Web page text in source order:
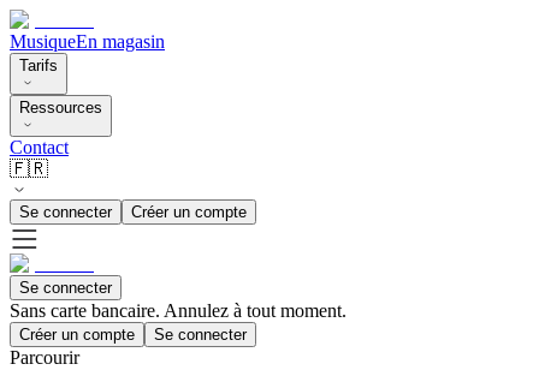
MusiqueEn magasin
Tarifs
Ressources
Contact
🇫🇷
Se connecter Créer un compte
Se connecter
Sans carte bancaire. Annulez à tout moment.
Créer un compte Se connecter
Parcourir